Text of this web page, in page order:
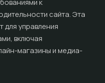
к
сайта. Эта
для управления
включая
магазины и медиа-